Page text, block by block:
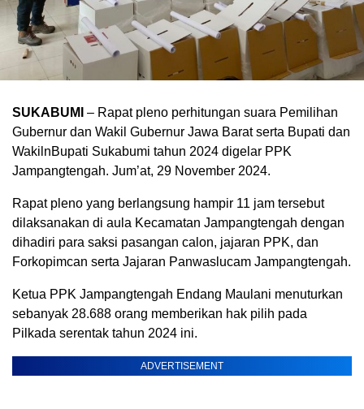
SUKABUMI – Rapat pleno perhitungan suara Pemilihan
Gubernur dan Wakil Gubernur Jawa Barat serta Bupati dan
WakilnBupati Sukabumi tahun 2024 digelar PPK
Jampangtengah. Jum’at, 29 November 2024.
Rapat pleno yang berlangsung hampir 11 jam tersebut
dilaksanakan di aula Kecamatan Jampangtengah dengan
dihadiri para saksi pasangan calon, jajaran PPK, dan
Forkopimcan serta Jajaran Panwaslucam Jampangtengah.
Ketua PPK Jampangtengah Endang Maulani menuturkan
sebanyak 28.688 orang memberikan hak pilih pada
Pilkada serentak tahun 2024 ini.
ADVERTISEMENT